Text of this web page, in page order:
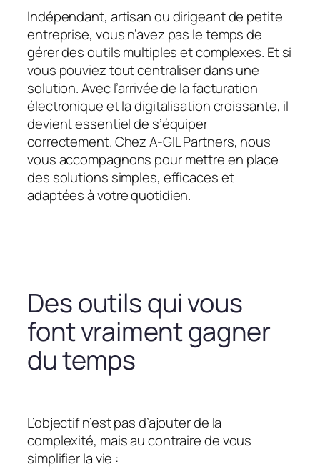
Indépendant, artisan ou dirigeant de petite
entreprise, vous n’avez pas le temps de
gérer des outils multiples et complexes. Et si
vous pouviez tout centraliser dans une
solution. Avec l’arrivée de la facturation
électronique et la digitalisation croissante, il
devient essentiel de s’équiper
correctement. Chez A-GIL Partners, nous
vous accompagnons pour mettre en place
des solutions simples, efficaces et
adaptées à votre quotidien.
Des outils qui vous
font vraiment gagner
du temps
L’objectif n’est pas d’ajouter de la
complexité, mais au contraire de vous
simplifier la vie :